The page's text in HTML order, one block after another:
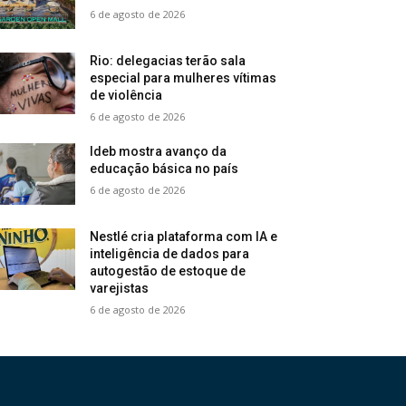
6 de agosto de 2026
Rio: delegacias terão sala
especial para mulheres vítimas
de violência
6 de agosto de 2026
Ideb mostra avanço da
educação básica no país
6 de agosto de 2026
Nestlé cria plataforma com IA e
inteligência de dados para
autogestão de estoque de
varejistas
6 de agosto de 2026